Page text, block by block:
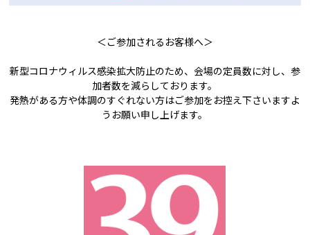
＜ご参加されるお客様へ＞
新型コロナウィルス感染拡大防止のため、会場の定員数に対し、参
加者数を減らしております。
発熱がある方や体調のすぐれない方はご参加をお控え下さいますよ
うお願い申し上げます。